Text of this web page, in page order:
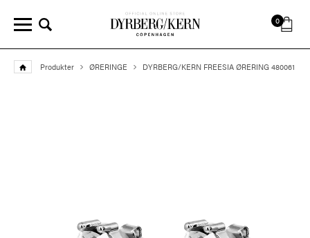
0
Produkter ØRERINGE DYRBERG/KERN FREESIA ØRERING 480061